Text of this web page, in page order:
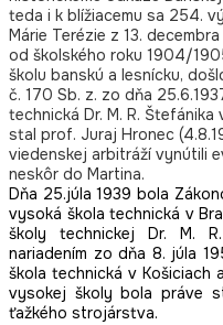
teda i k blížiacemu sa 254.
Márie Terézie z 13.
od školského roku 1904/
školu banskú a lesnícku,
č. 170 Sb. z. zo dňa
technická Dr. M. R.
stal prof. Juraj Hronec
viedenskej arbitráží vynútili
neskôr do Martina.
Dňa 25.júla 1939 bola
vysoká škola technická v
školy technickej Dr. M.
nariadením zo dňa 8. júla
škola technická v
vysokej školy bola práve
ťažkého strojárstva.